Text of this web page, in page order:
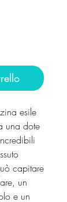
esile
una dote
capitare
un
e un